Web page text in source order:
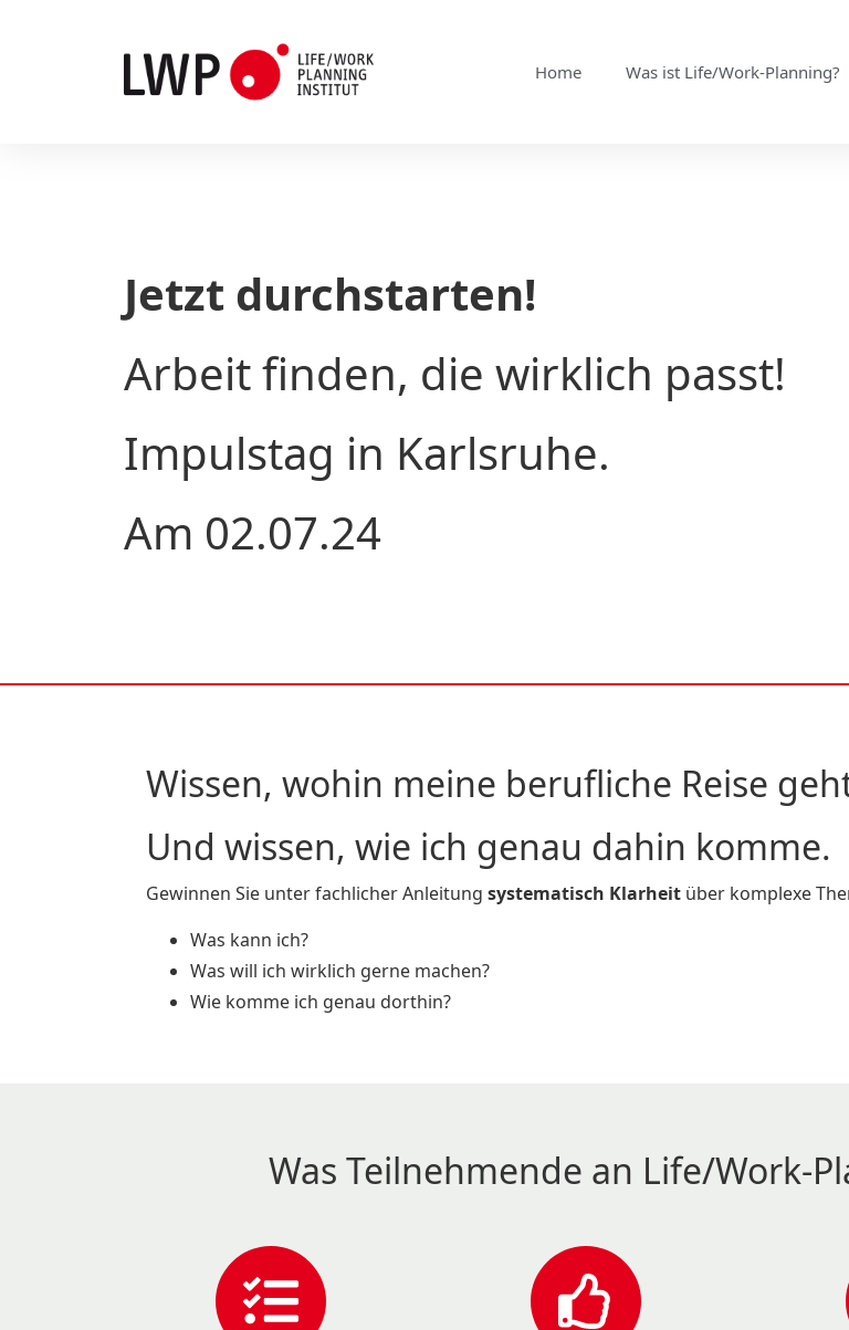
Home Was ist Life/Work-Planning?
Jetzt durchstarten!
Arbeit finden, die wirklich passt!
Impulstag in Karlsruhe.
Am 02.07.24
Wissen, wohin meine berufliche Reise
Und wissen, wie ich genau dahin komme.
Gewinnen Sie unter fachlicher Anleitung systematisch Klarheit über komplexe
Was kann ich?
Was will ich wirklich gerne machen?
Wie komme ich genau dorthin?
Was Teilnehmende an Life/Work-